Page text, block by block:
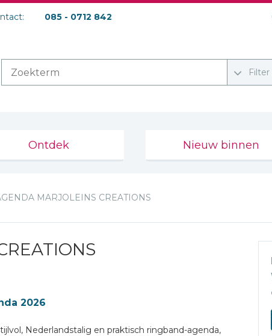
085 - 0712 842
Filter
Ontdek Nieuw binnen
MARJOLEINS CREATIONS
2026
Nederlandstalig en praktisch ringband-agenda,